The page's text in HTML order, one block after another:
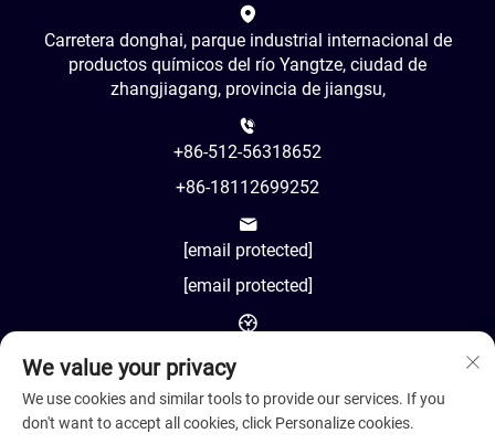
Carretera donghai, parque industrial internacional de
productos químicos del río Yangtze, ciudad de
zhangjiagang, provincia de jiangsu,
+86-512-56318652
+86-18112699252
[email protected]
[email protected]
We value your privacy
We use cookies and similar tools to provide our services. If you
don't want to accept all cookies, click Personalize cookies.